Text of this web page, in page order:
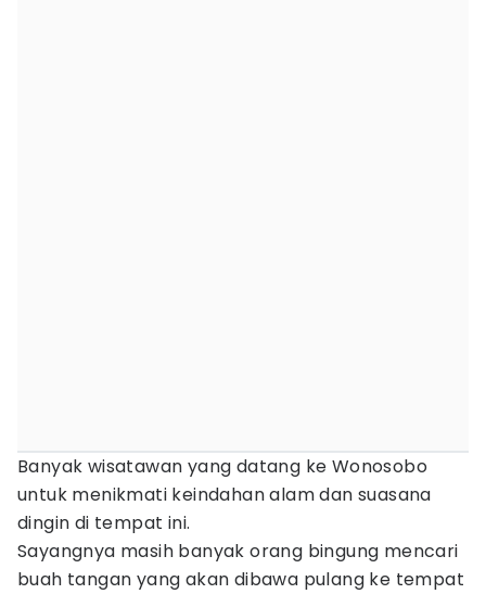
Banyak wisatawan yang datang ke Wonosobo
untuk menikmati keindahan alam dan suasana
dingin di tempat ini.
Sayangnya masih banyak orang bingung mencari
buah tangan yang akan dibawa pulang ke tempat